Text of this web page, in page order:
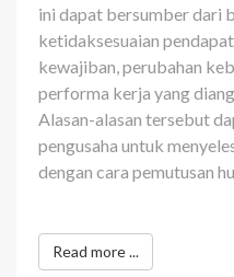
ini dapat bersumber dari
ketidaksesuaian
kewajiban, perubahan
performa kerja yang
Alasan-alasan tersebut
pengusaha untuk
dengan cara pemutusan
Read more ...